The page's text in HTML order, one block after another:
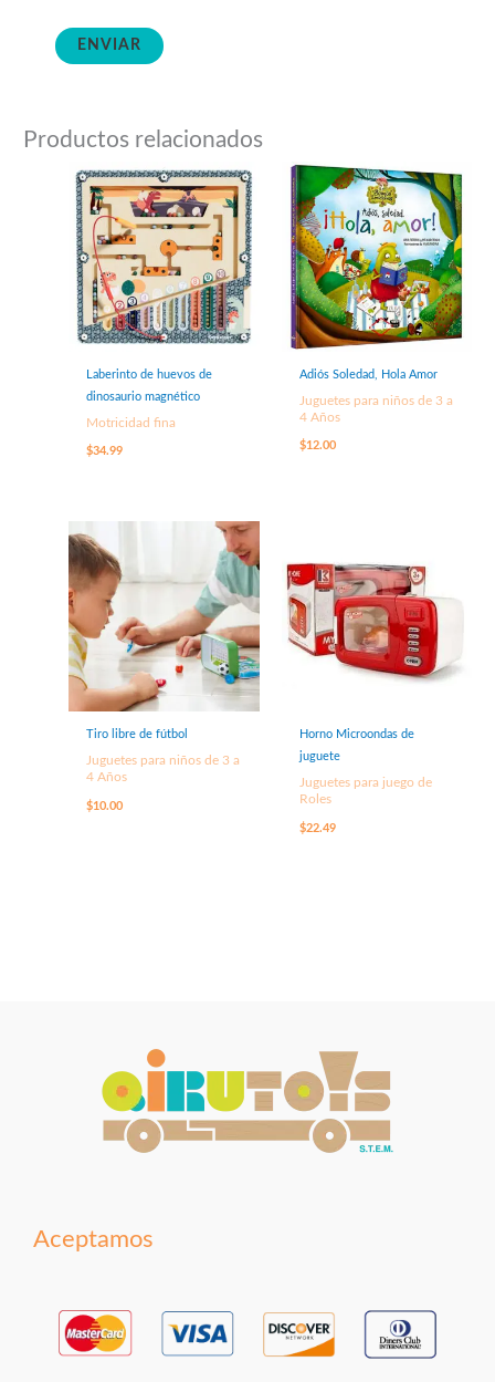
Productos relacionados
Laberinto de huevos de
dinosaurio magnético
Motricidad fina
$34.99
Adiós Soledad, Hola Amor
Juguetes para niños de 3 a
4 Años
$12.00
Tiro libre de fútbol
Juguetes para niños de 3 a
4 Años
$10.00
Horno Microondas de
juguete
Juguetes para juego de
Roles
$22.49
Aceptamos